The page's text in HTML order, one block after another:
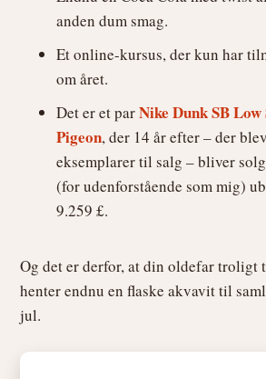
anden dum smag.
Et online-kursus, der kun har
om året.
Det er et parNike Dunk SB
Pigeon, der 14 år efter – der
eksemplarer til salg – bliver
(for udenforstående som mig)
9.259 £.
Og det er derfor, at din oldefar troligt
henter endnu en flaske akvavit til
jul.